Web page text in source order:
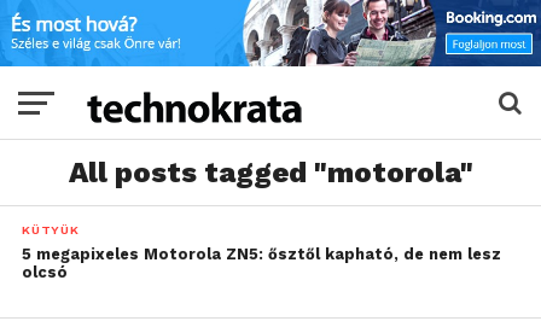
All posts tagged "motorola"
KÜTYÜK
5 megapixeles Motorola ZN5: ősztől kapható, de nem lesz
olcsó